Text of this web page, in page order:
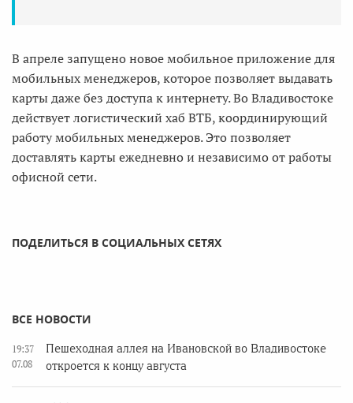
В апреле запущено новое мобильное приложение для
мобильных менеджеров, которое позволяет выдавать
карты даже без доступа к интернету. Во Владивостоке
действует логистический хаб ВТБ, координирующий
работу мобильных менеджеров. Это позволяет
доставлять карты ежедневно и независимо от работы
офисной сети.
ПОДЕЛИТЬСЯ В СОЦИАЛЬНЫХ СЕТЯХ
ВСЕ НОВОСТИ
19:37
07.08
Пешеходная аллея на Ивановской во Владивостоке
откроется к концу августа